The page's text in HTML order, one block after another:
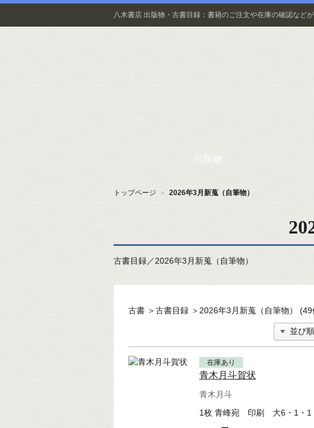
八木書店 出版物・古書目録：書籍のご注文や在庫の確認など
出版物
トップページ ＞ 2026年3月新蒐（自筆物）
古書目録／2026年3月新蒐（自筆物）
古書 ＞古書目録 ＞ 2026年3月新蒐（自筆物） (49
在庫あり
青木月斗賀状
青木月斗
1枚 青峰宛 印刷 大6・1・1